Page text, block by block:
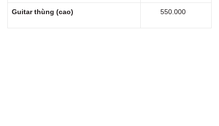
Guitar thùng (cao) 550.000